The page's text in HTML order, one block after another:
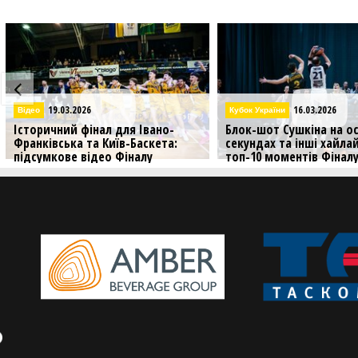
Кубок України 16.03.2026
Блок-шот Сушкіна на останніх
секундах та інші хайлайти — в
топ-10 моментів Фіналу
Кубок України 16.03.2026
Аншлаг у Франківську
Київ-Баскета: яскраві
Фіналу чотирьох Кубка
Дивіться яскраві фото з